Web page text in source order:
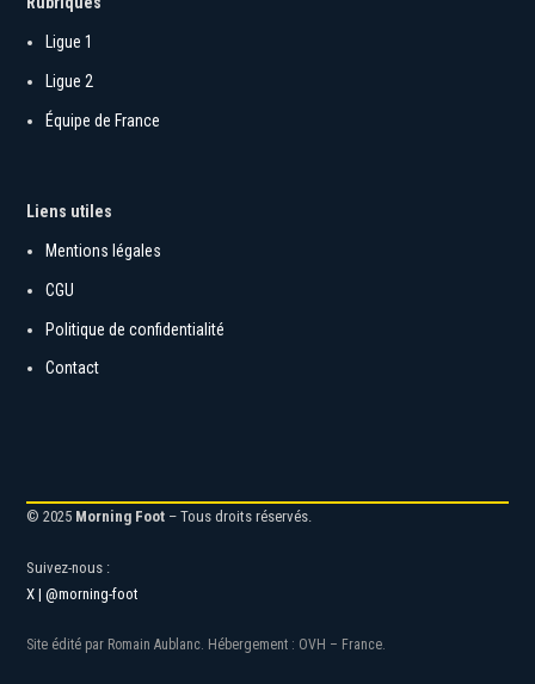
Ligue 1
Ligue 2
Équipe de France
Liens utiles
Mentions légales
CGU
Politique de confidentialité
Contact
© 2025 Morning Foot – Tous droits réservés.
Suivez-nous :
X | @morning-foot
Site édité par Romain Aublanc. Hébergement : OVH – France.